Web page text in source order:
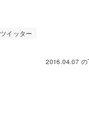
ツイッター
2016.04.07